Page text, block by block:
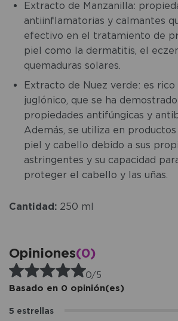
Extracto de Manzanilla:
antiinflamatorias y calmantes
efectivo en el tratamiento de
piel como la dermatitis, el
quemaduras solares.
Extracto de Nuez verde: es rico
juglónico, que se ha
propiedades antifúngicas y
Además, se utiliza en
piel y cabello debido a sus
astringentes y su capacidad
proteger el cabello y las uñas.
Cantidad: 250 ml
Opiniones(0)
0/5
Basado en 0 opinión(es)
5 estrellas